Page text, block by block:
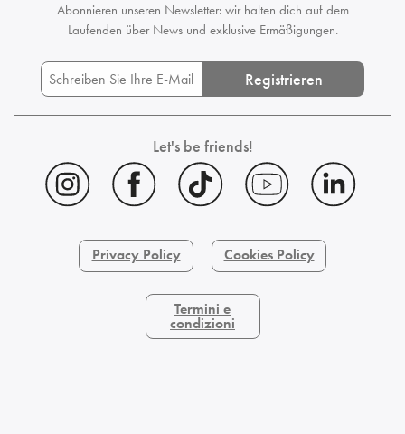
Abonnieren unseren Newsletter: wir halten dich auf dem
Laufenden über News und exklusive Ermäßigungen.
Registrieren
Let's be friends!
Privacy Policy Cookies Policy
Termini e
condizioni